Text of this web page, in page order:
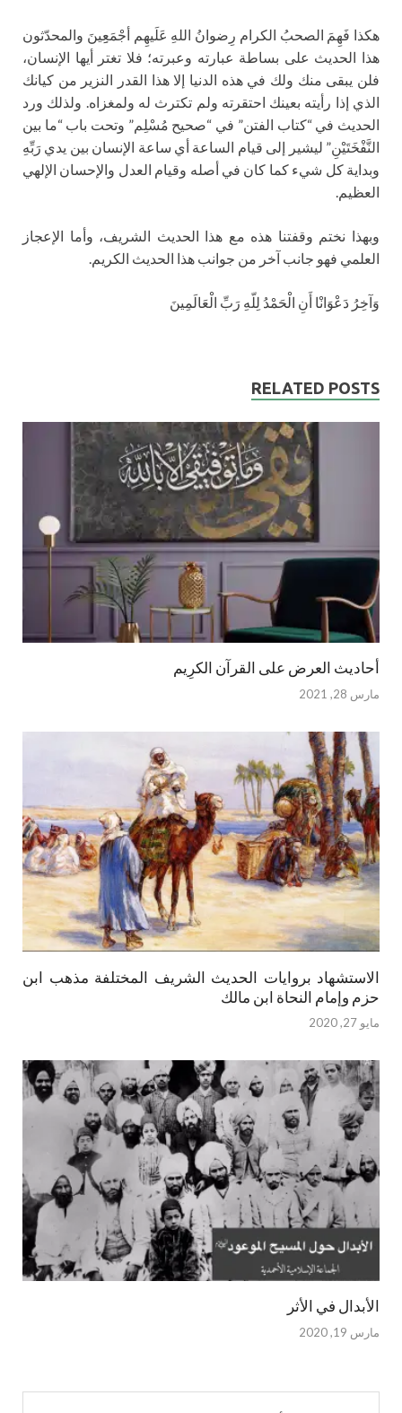
هكذا فَهِمَ الصحبُ الكرام رِضوانُ اللهِ عَلَيهِم أجْمَعِِينَ والمحدّثون
هذا الحديث على بساطة عبارته وعبرته؛ فلا تغتر أيها الإنسان،
فلن يبقى منك ولك في هذه الدنيا إلا هذا القدر النزير من كيانك
الذي إذا رأيته بعينك احتقرته ولم تكترث له ولمغزاه. ولذلك ورد
الحديث في “كتاب الفتن” في “صحيح مُسْلِم” وتحت باب “ما بين
النَّفْخَتَيْنِ” ليشير إلى قيام الساعة أي ساعة الإنسان بين يدي رَبِّهِ
وبداية كل شيء كما كان في أصله وقيام العدل والإحسان الإلهي
العظيم.
وبهذا نختم وقفتنا هذه مع هذا الحديث الشريف، وأما الإعجاز
العلمي فهو جانب آخر من جوانب هذا الحديث الكريم.
وَآخِرُ دَعْوَانْا أَنِ الْحَمْدُ لِلّهِ رَبِّ الْعَالَمِينَ
RELATED POSTS
أحاديث العرض على القرآن الكرِيم
مارس 28, 2021
الاستشهاد بروايات الحديث الشريف المختلفة مذهب ابن
حزم وإمام النحاة ابن مالك
مايو 27, 2020
الأبدال في الأثر
مارس 19, 2020